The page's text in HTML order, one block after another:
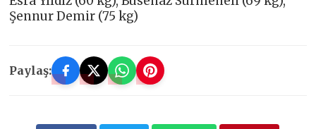
Şennur Demir (75 kg)
Paylaş: